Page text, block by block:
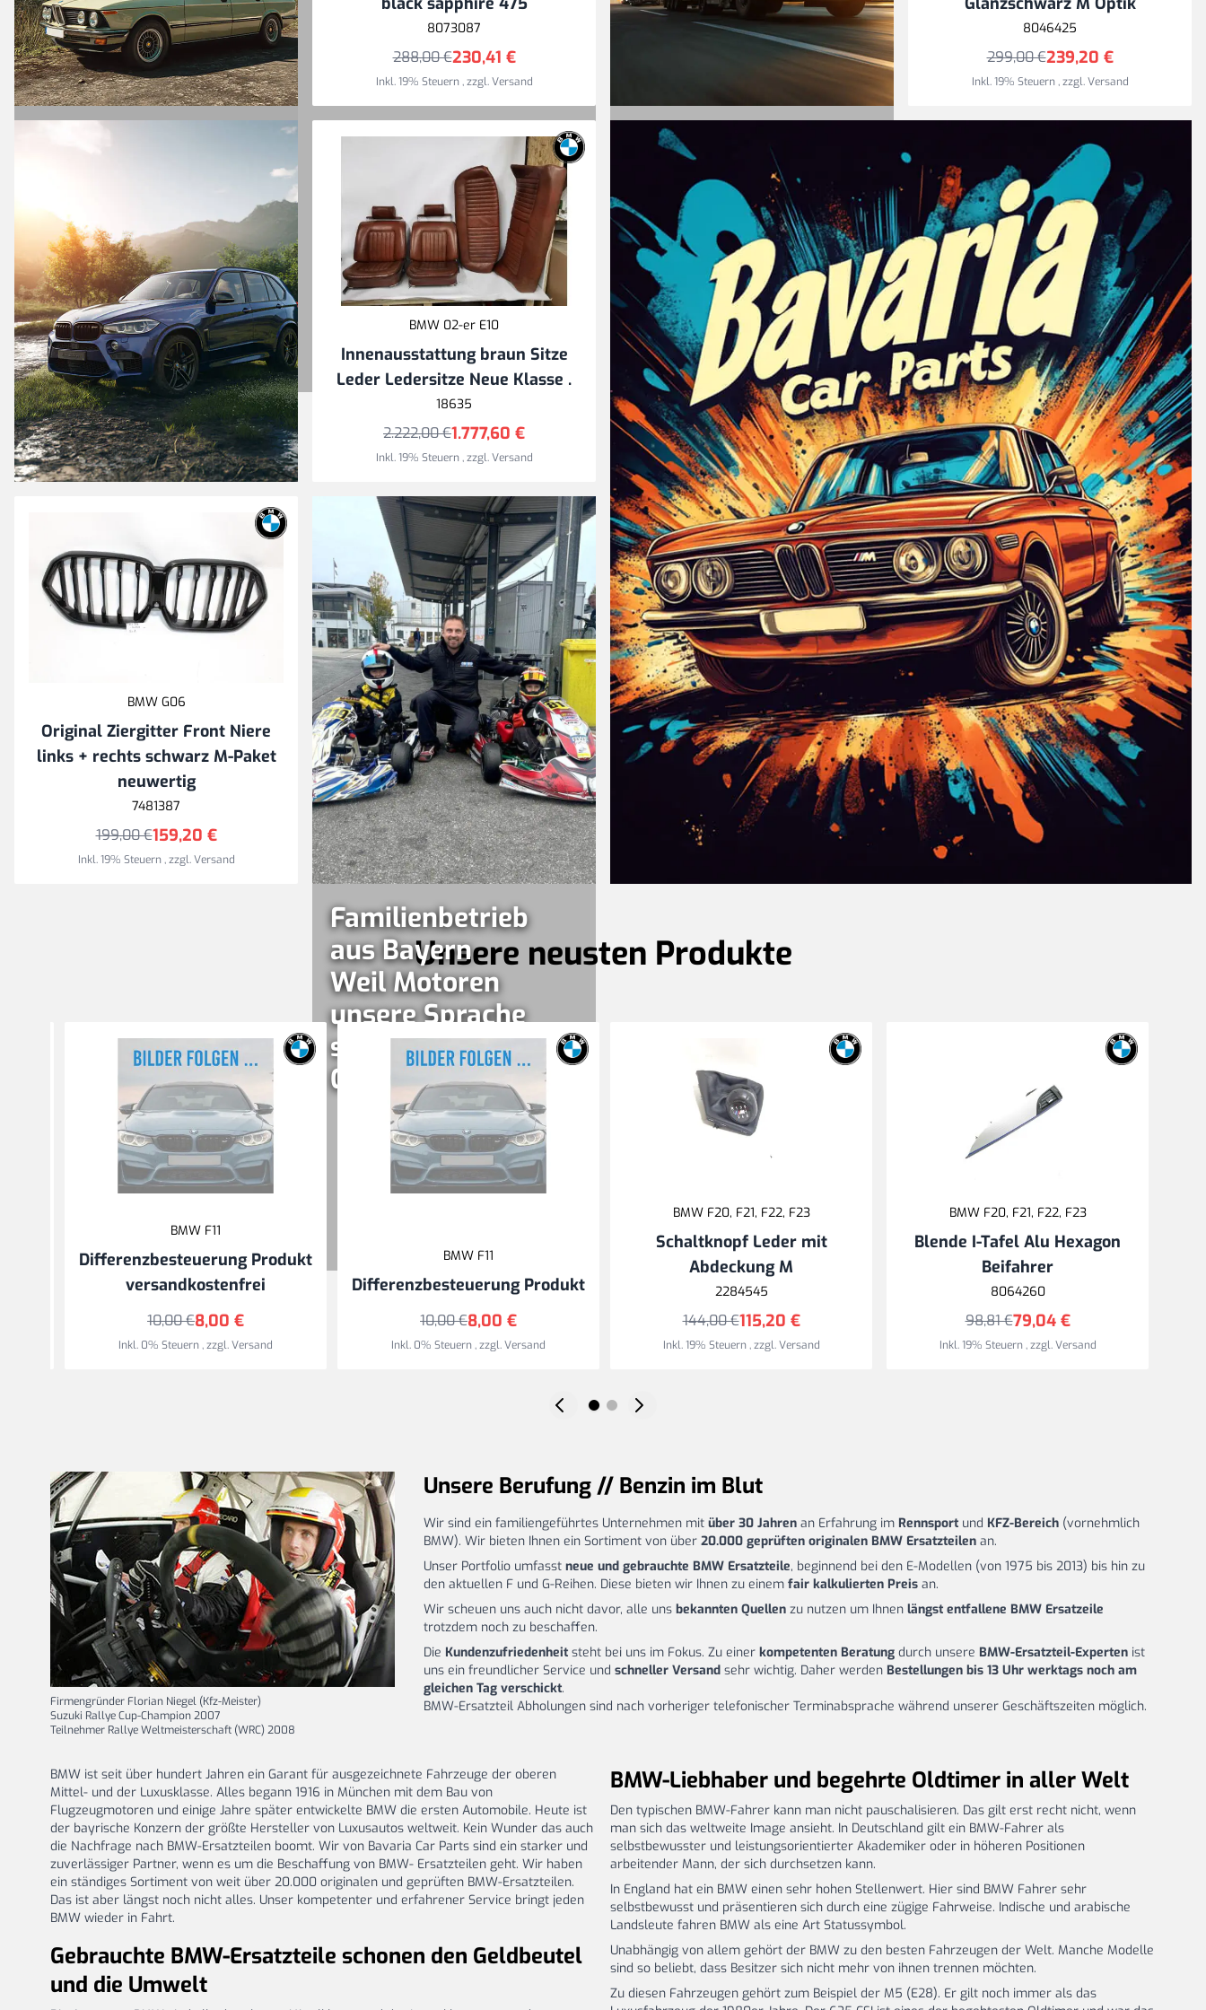
Zum SALE
Ein breites
originaler BMW
Oldtimer-
Ersatzteile für
wahre Liebhaber
Zu den E21 Produkten
8073087
230,41 €
288,00 €
Inkl. 19% Steuern,zzgl.Versand
Von Bayern nach
Europa, wir liefern
europaweit.
8046425
239,20 €
299,00 €
Inkl. 19% Steuern,zzgl.Versand
sparen
Gebrauchte BMW
und MINI
Ersatzteile für
Geldbeutel!
BMW 02-er E10
Innenausstattung braun Sitze
Leder Ledersitze Neue Klasse .
18635
1.777,60 €
2.222,00 €
Inkl. 19% Steuern,zzgl.Versand
BMW G06
Original Ziergitter Front Niere
links + rechts schwarz M-Paket
neuwertig
7481387
159,20 €
199,00 €
Inkl. 19% Steuern,zzgl.Versand
Familienbetrieb
aus Bayern
Weil Motoren
unsere Sprache
sind – seit
Generationen
Unsere neusten Produkte
BMW F11
Differenzbesteuerung Produkt
versandkostenfrei
8,00 €
10,00 €
Inkl. 0% Steuern,zzgl.Versand
BMW F11
Differenzbesteuerung Produkt
8,00 €
10,00 €
Inkl. 0% Steuern,zzgl.Versand
BMW F20, F21, F22, F23
Schaltknopf Leder mit
Abdeckung M
2284545
115,20 €
144,00 €
Inkl. 19% Steuern,zzgl.Versand
BMW F20, F21, F22, F23
Blende I-Tafel Alu Hexagon
Beifahrer
8064260
79,04 €
98,81 €
Inkl. 19% Steuern,zzgl.Versand
Firmengründer Florian Niegel (Kfz-Meister)
Suzuki Rallye Cup-Champion 2007
Teilnehmer Rallye Weltmeisterschaft (WRC) 2008
Unsere Berufung // Benzin im Blut
Wir sind ein familiengeführtes Unternehmen mit über 30 Jahren an Erfahrung im Rennsport und KFZ-Bereich (vornehmlich
BMW). Wir bieten Ihnen ein Sortiment von über 20.000 geprüften originalen BMW Ersatzteilen an.
Unser Portfolio umfasst neue und gebrauchte BMW Ersatzteile, beginnend bei den E-Modellen (von 1975 bis 2013) bis hin zu
den aktuellen F und G-Reihen. Diese bieten wir Ihnen zu einem fair kalkulierten Preis an.
Wir scheuen uns auch nicht davor, alle uns bekannten Quellen zu nutzen um Ihnen längst entfallene BMW Ersatzeile
trotzdem noch zu beschaffen.
Die Kundenzufriedenheit steht bei uns im Fokus. Zu einer kompetenten Beratung durch unsere BMW-Ersatzteil-Experten ist
uns ein freundlicher Service und schneller Versand sehr wichtig. Daher werden Bestellungen bis 13 Uhr werktags noch am
gleichen Tag verschickt.
BMW-Ersatzteil Abholungen sind nach vorheriger telefonischer Terminabsprache während unserer Geschäftszeiten möglich.
BMW ist seit über hundert Jahren ein Garant für ausgezeichnete Fahrzeuge der oberen
Mittel- und der Luxusklasse. Alles begann 1916 in München mit dem Bau von
Flugzeugmotoren und einige Jahre später entwickelte BMW die ersten Automobile. Heute ist
der bayrische Konzern der größte Hersteller von Luxusautos weltweit. Kein Wunder das auch
die Nachfrage nach BMW-Ersatzteilen boomt. Wir von Bavaria Car Parts sind ein starker und
zuverlässiger Partner, wenn es um die Beschaffung von BMW- Ersatzteilen geht. Wir haben
ein ständiges Sortiment von weit über 20.000 originalen und geprüften BMW-Ersatzteilen.
Das ist aber längst noch nicht alles. Unser kompetenter und erfahrener Service bringt jeden
BMW wieder in Fahrt.
Gebrauchte BMW-Ersatzteile schonen den Geldbeutel
und die Umwelt
BMW-Liebhaber und begehrte Oldtimer in aller Welt
Den typischen BMW-Fahrer kann man nicht pauschalisieren. Das gilt erst recht nicht, wenn
man sich das weltweite Image ansieht. In Deutschland gilt ein BMW-Fahrer als
selbstbewusster und leistungsorientierter Akademiker oder in höheren Positionen
arbeitender Mann, der sich durchsetzen kann.
In England hat ein BMW einen sehr hohen Stellenwert. Hier sind BMW Fahrer sehr
selbstbewusst und präsentieren sich durch eine zügige Fahrweise. Indische und arabische
Landsleute fahren BMW als eine Art Statussymbol.
Unabhängig von allem gehört der BMW zu den besten Fahrzeugen der Welt. Manche Modelle
sind so beliebt, dass Besitzer sich nicht mehr von ihnen trennen möchten.
Zu diesen Fahrzeugen gehört zum Beispiel der M5 (E28). Er gilt noch immer als das